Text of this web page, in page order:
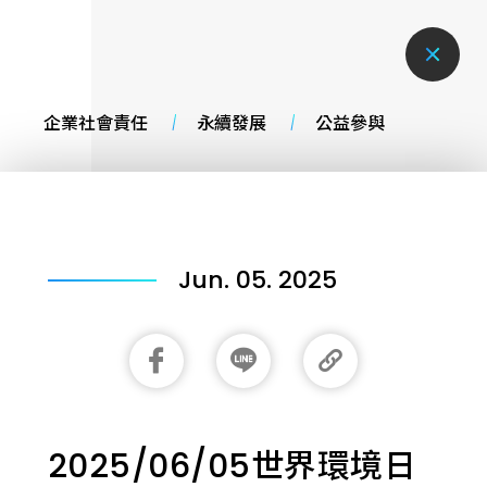
企業社會責任 永續發展 公益參與
Jun. 05. 2025
2025/06/05世界環境日